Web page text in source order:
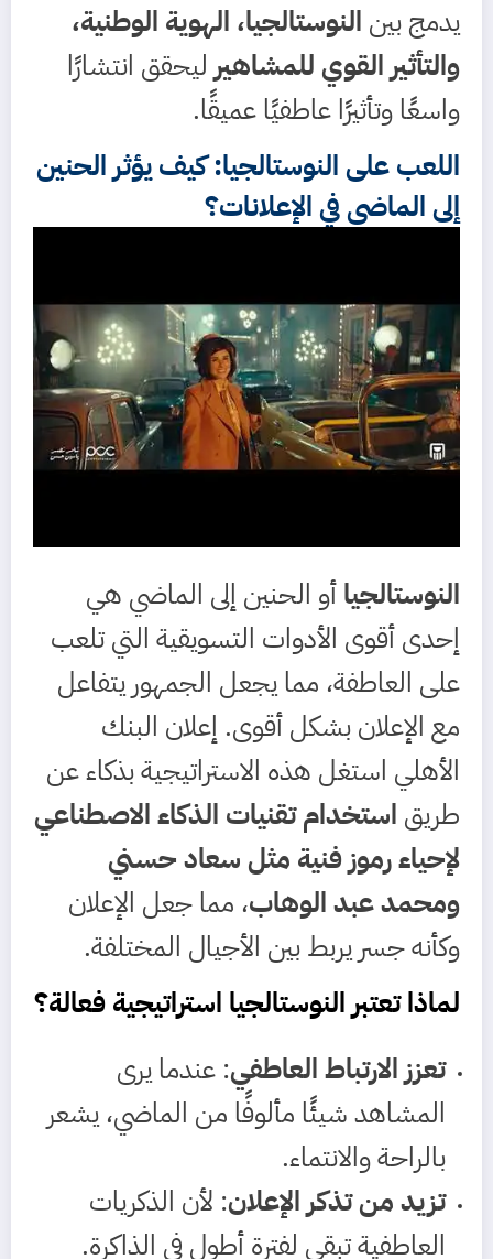
يدمج بين النوستالجيا، الهوية الوطنية،
والتأثير القوي للمشاهير ليحقق انتشارًا
واسعًا وتأثيرًا عاطفيًا عميقًا.
اللعب على النوستالجيا: كيف يؤثر الحنين
إلى الماضي في الإعلانات؟
النوستالجياأو الحنين إلى الماضي هي
إحدى أقوى الأدوات التسويقية التي تلعب
على العاطفة، مما يجعل الجمهور يتفاعل
مع الإعلان بشكل أقوى. إعلان البنك
الأهلي استغل هذه الاستراتيجية بذكاء عن
طريق استخدام تقنيات الذكاء الاصطناعي
لإحياء رموز فنية مثل سعاد حسني
ومحمد عبد الوهاب، مما جعل الإعلان
وكأنه جسر يربط بين الأجيال المختلفة.
لماذا تعتبر النوستالجيا استراتيجية فعالة؟
تعزز الارتباط العاطفي: عندما يرى
المشاهد شيئًا مألوفًا من الماضي، يشعر
بالراحة والانتماء.
تزيد من تذكر الإعلان: لأن الذكريات
العاطفية تبقى لفترة أطول في الذاكرة.